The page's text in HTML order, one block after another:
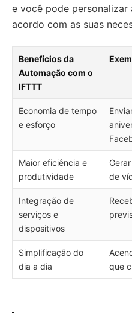
e você pode personalizar
acordo com as suas
Benefícios da
Automação com o
IFTTT
Economia de tempo
e esforço
Maior eficiência e
produtividade
de
Integração de
serviços e
dispositivos
Simplificação do
dia a dia
que